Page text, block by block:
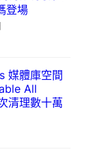
登場
媒體庫空間
All
清理數十萬